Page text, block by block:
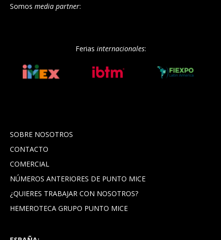
Somos media partner:
Ferias internacionales:
SOBRE NOSOTROS
CONTACTO
COMERCIAL
NÚMEROS ANTERIORES DE PUNTO MICE
¿QUIERES TRABAJAR CON NOSOTROS?
HEMEROTECA GRUPO PUNTO MICE